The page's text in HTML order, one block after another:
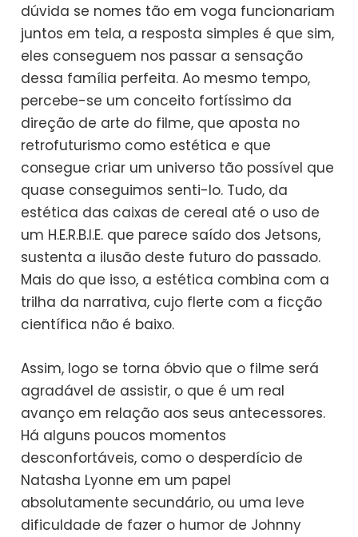
dúvida se nomes tão em voga funcionariam
juntos em tela, a resposta simples é que sim,
eles conseguem nos passar a sensação
dessa família perfeita. Ao mesmo tempo,
percebe-se um conceito fortíssimo da
direção de arte do filme, que aposta no
retrofuturismo como estética e que
consegue criar um universo tão possível que
quase conseguimos senti-lo. Tudo, da
estética das caixas de cereal até o uso de
um H.E.R.B.I.E. que parece saído dos Jetsons,
sustenta a ilusão deste futuro do passado.
Mais do que isso, a estética combina com a
trilha da narrativa, cujo flerte com a ficção
científica não é baixo.
Assim, logo se torna óbvio que o filme será
agradável de assistir, o que é um real
avanço em relação aos seus antecessores.
Há alguns poucos momentos
desconfortáveis, como o desperdício de
Natasha Lyonne em um papel
absolutamente secundário, ou uma leve
dificuldade de fazer o humor de Johnny